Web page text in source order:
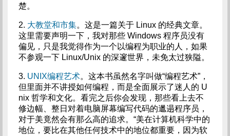
楚。
2. 大教堂和市集。这是一篇关于 Linux 的经典文章。
这里需要声明一下，我对那些 Windows 程序员没有
偏见，只是我觉得作为一个以编程为职业的人，如果
不参观一下 Linux/Unix 的深邃世界，未免太过狭隘。
3. UNIX编程艺术。这本书虽然名字叫做“编程艺术”，
但里面并不讲授如何编程，而是全面展示了迷人的 U
nix 哲学和文化。看完之后你会发现，那些看上去不
修边幅、整日对着电脑屏幕编写代码的邋遢程序员，
对于美竟然会有那么高的追求。“美在计算机科学中的
地位，要比在其他任何技术中的地位都重要，因为软